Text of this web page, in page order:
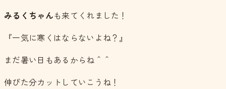
みるくちゃんも来てくれました！
『一気に寒くはならないよね？』
まだ暑い日もあるからね＾＾
伸びた分カットしていこうね！